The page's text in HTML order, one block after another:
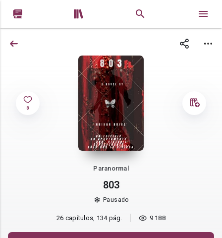
 
8
Paranormal
803
Pausado
26 capítulos, 134 pág. 9 188